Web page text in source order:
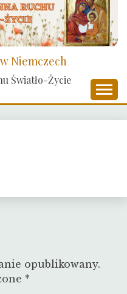
Niemczech
Światło-Życie
opublikowany.
*